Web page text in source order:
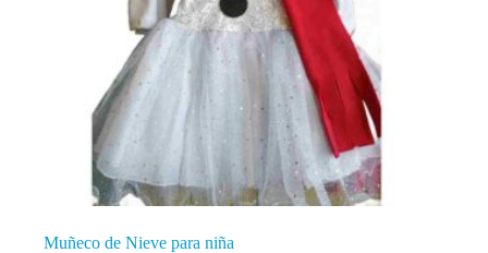
Muñeco de Nieve para niña